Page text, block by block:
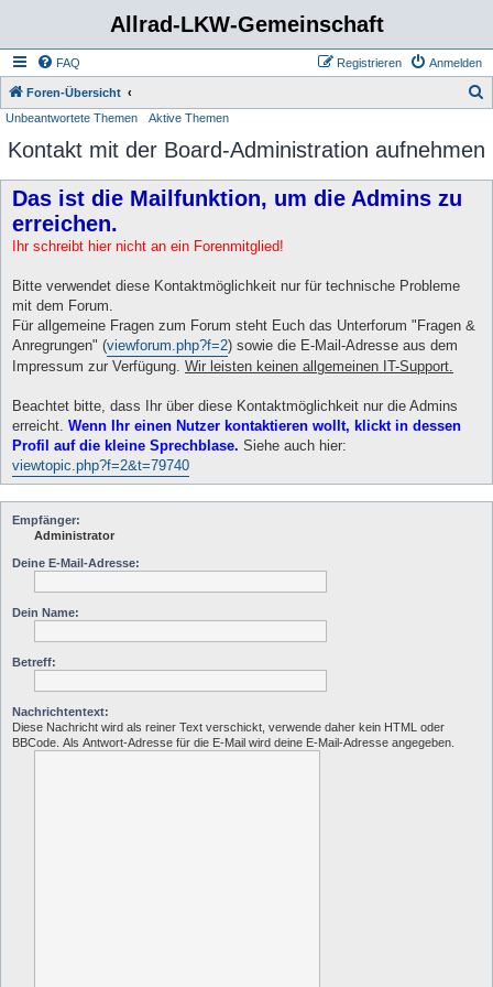
Allrad-LKW-Gemeinschaft
FAQ Anmelden
Registrieren
Foren-Übersicht
Unbeantwortete Themen Aktive Themen
Kontakt mit der Board-Administration aufnehmen
Das ist die Mailfunktion, um die Admins zu
erreichen.
Ihr schreibt hier nicht an ein Forenmitglied!
Bitte verwendet diese Kontaktmöglichkeit nur für technische Probleme
mit dem Forum.
Für allgemeine Fragen zum Forum steht Euch das Unterforum "Fragen &
Anregrungen" (viewforum.php?f=2) sowie die E-Mail-Adresse aus dem
Impressum zur Verfügung. Wir leisten keinen allgemeinen IT-Support.
Beachtet bitte, dass Ihr über diese Kontaktmöglichkeit nur die Admins
erreicht. Wenn Ihr einen Nutzer kontaktieren wollt, klickt in dessen
Profil auf die kleine Sprechblase. Siehe auch hier:
viewtopic.php?f=2&t=79740
Empfänger:
Administrator
Deine E-Mail-Adresse:
Dein Name:
Betreff:
Nachrichtentext:
Diese Nachricht wird als reiner Text verschickt, verwende daher kein HTML oder
BBCode. Als Antwort-Adresse für die E-Mail wird deine E-Mail-Adresse angegeben.